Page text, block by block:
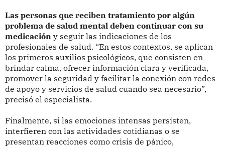
Las personas que reciben tratamiento por algún
problema de salud mental deben continuar con su
medicación y seguir las indicaciones de los
profesionales de salud. “En estos contextos, se aplican
los primeros auxilios psicológicos, que consisten en
brindar calma, ofrecer información clara y verificada,
promover la seguridad y facilitar la conexión con redes
de apoyo y servicios de salud cuando sea necesario”,
precisó el especialista.
Finalmente, si las emociones intensas persisten,
interfieren con las actividades cotidianas o se
presentan reacciones como crisis de pánico,